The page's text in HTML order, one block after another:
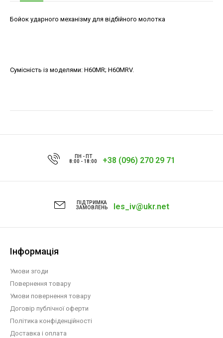
Бойок ударного механізму для відбійного молотка
Сумісність із моделями: H60MR; H60MRV.
ПН - ПТ
8:00 - 18:00
+38 (096) 270 29 71
ПІДТРИМКА
ЗАМОВЛЕНЬ
les_iv@ukr.net
Інформація
Умови згоди
Повернення товару
Умови повернення товару
Договір публічної оферти
Політика конфіденційності
Доставка і оплата